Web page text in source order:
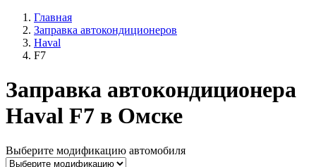
Главная
Заправка автокондиционеров
Haval
F7
Заправка автокондиционера
Haval F7 в Омске
Выберите модификацию автомобиля